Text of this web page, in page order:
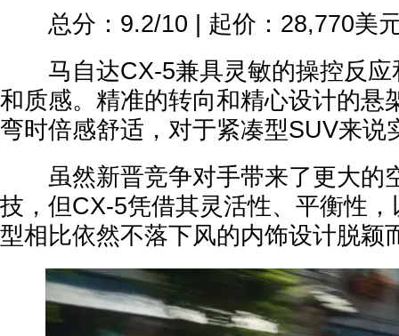
总分：9.2/10 | 起价：28,770美
马自达CX-5兼具灵敏的操控反应
和质感。精准的转向和精心设计的悬
弯时倍感舒适，对于紧凑型SUV来说
虽然新晋竞争对手带来了更大的
技，但CX-5凭借其灵活性、平衡性
型相比依然不落下风的内饰设计脱颖